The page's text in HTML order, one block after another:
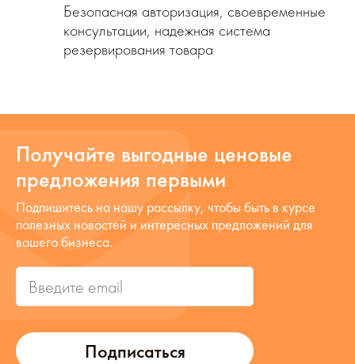
Безопасная авторизация, своевременные
консультации, надежная система
резервирования товара
Получайте выгодные ценовые
предложения первыми
Подписаться
Подпишитесь на нашу рассылку, чтобы быть в курсе
полезных новостей и интересных предложений для
вашего бизнеса.